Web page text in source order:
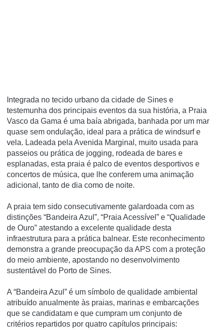
Integrada no tecido urbano da cidade de Sines e
testemunha dos principais eventos da sua história, a Praia
Vasco da Gama é uma baía abrigada, banhada por um mar
quase sem ondulação, ideal para a prática de windsurf e
vela. Ladeada pela Avenida Marginal, muito usada para
passeios ou prática de jogging, rodeada de bares e
esplanadas, esta praia é palco de eventos desportivos e
concertos de música, que lhe conferem uma animação
adicional, tanto de dia como de noite.
A praia tem sido consecutivamente galardoada com as
distinções “Bandeira Azul”, “Praia Acessível” e “Qualidade
de Ouro” atestando a excelente qualidade desta
infraestrutura para a prática balnear. Este reconhecimento
demonstra a grande preocupação da APS com a proteção
do meio ambiente, apostando no desenvolvimento
sustentável do Porto de Sines.
A “Bandeira Azul” é um símbolo de qualidade ambiental
atribuído anualmente às praias, marinas e embarcações
que se candidatam e que cumpram um conjunto de
critérios repartidos por quatro capítulos principais: